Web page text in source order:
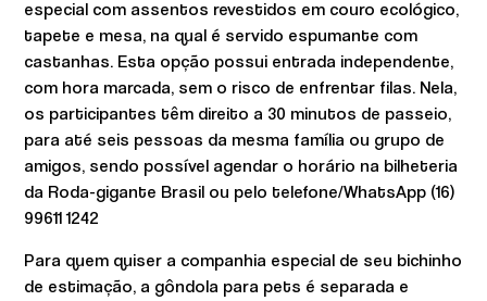
especial com assentos revestidos em couro ecológico,
tapete e mesa, na qual é servido espumante com
castanhas. Esta opção possui entrada independente,
com hora marcada, sem o risco de enfrentar filas. Nela,
os participantes têm direito a 30 minutos de passeio,
para até seis pessoas da mesma família ou grupo de
amigos, sendo possível agendar o horário na bilheteria
da Roda-gigante Brasil ou pelo telefone/WhatsApp (16)
99611 1242
Para quem quiser a companhia especial de seu bichinho
de estimação, a gôndola para pets é separada e